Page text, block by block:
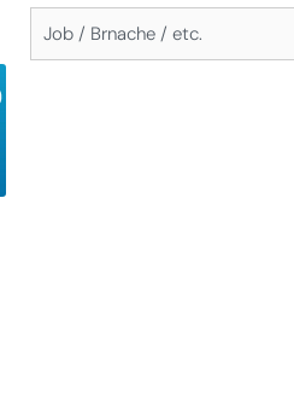
Suchbegriff:
Suche